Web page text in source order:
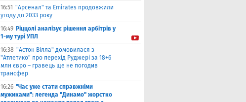
16:51 "Арсенал" та Emirates продовжили
угоду до 2033 року
16:49 Ріццолі аналізує рішення арбітрів у
1-му турі УПЛ
16:38 "Астон Вілла" домовилася з
"Атлетико" про перехід Руджері за 18+6
млн євро – гравець ще не погодив
трансфер
16:26 "Час уже стати справжніми
мужиками": легенда "Динамо" жорстко